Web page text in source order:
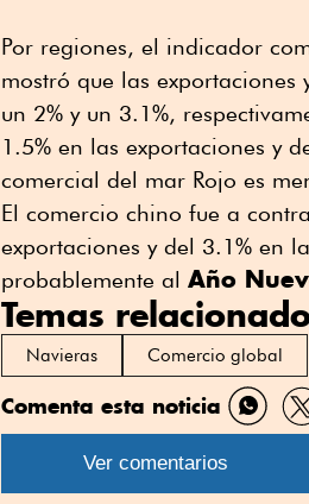
Por regiones, el indicador
mostró que las
un 2% y un 3.1%,
1.5% en las exportaciones y
comercial del mar Rojo es
El comercio chino fue a
exportaciones y del 3.1% en
probablemente al Año
Temas
Navieras Comercio global
Comenta esta noticia
por
Ver comentarios